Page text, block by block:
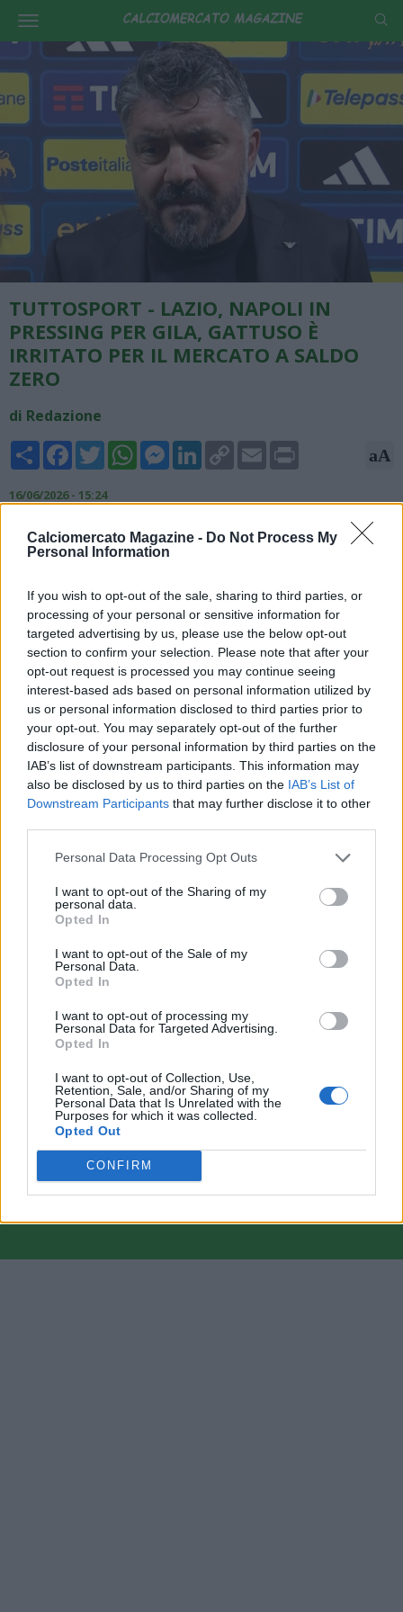
Calciomercato Magazine - Do Not Process My
Personal Information
If you wish to opt-out of the sale, sharing to third parties, or
processing of your personal or sensitive information for
targeted advertising by us, please use the below opt-out
section to confirm your selection. Please note that after your
opt-out request is processed you may continue seeing
interest-based ads based on personal information utilized by
us or personal information disclosed to third parties prior to
your opt-out. You may separately opt-out of the further
disclosure of your personal information by third parties on the
IAB’s list of downstream participants. This information may
also be disclosed by us to third parties on the IAB’s List of
Downstream Participants that may further disclose it to other
Personal Data Processing Opt Outs
I want to opt-out of the Sharing of my
personal data.
Opted In
I want to opt-out of the Sale of my
Personal Data.
Opted In
I want to opt-out of processing my
Personal Data for Targeted Advertising.
Opted In
I want to opt-out of Collection, Use,
Retention, Sale, and/or Sharing of my
Personal Data that Is Unrelated with the
Purposes for which it was collected.
Opted Out
CONFIRM
TUTTOSPORT - LAZIO, NAPOLI IN
PRESSING PER GILA, GATTUSO È
IRRITATO PER IL MERCATO A SALDO
ZERO
di Redazione
Share FacebookTwitterWhatsAppMessengerLinkedInCopy
Link
Email aA
16/06/2026 - 15:24
Tuttosport propone un focus sulla Lazio: "Continua il pressing
del Napoli per Gila, anche se la Lazio prova a fare muro. Nel
in merito alla questione del mercato estivo a saldo zero,
tuttavia una cessione da almeno 20 milioni entro fine mese
potrebbe permettere ai capitolini di superare questo
impasse".
VAI ALLA VERSIONE CLASSICA
Alcune foto (screenshot) ed articoli presenti su "Calciomercato Magazine" sono in parte
giunti da internet, in quanto arrivati alla nostra attenzione attraverso regolari
comunicati stampa con immagini e testi allegati ed autorizzati alla pubblicazione, e
quindi valutati di pubblico dominio. Se i soggetti o gli autori avessero qualcosa in
contrario alla pubblicazione, non avranno che da segnalarlo alla redazione (indirizzo
redazione@napolimagazine.com
"Calciomercato Magazine" non è una testata giornalistica, ma un sito di informazione di
proprietà di Napoli Magazine.